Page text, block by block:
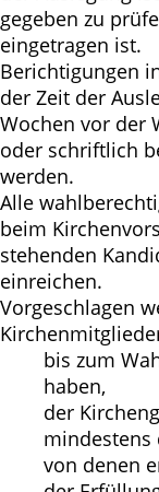
gegeben zu
eingetragen ist.
Berichtigungen
der Zeit der
Wochen vor der
oder schriftlich
werden.
Alle
beim
stehenden
einreichen.
Vorgeschlagen
bis zum
haben,
der
mindestens
von denen